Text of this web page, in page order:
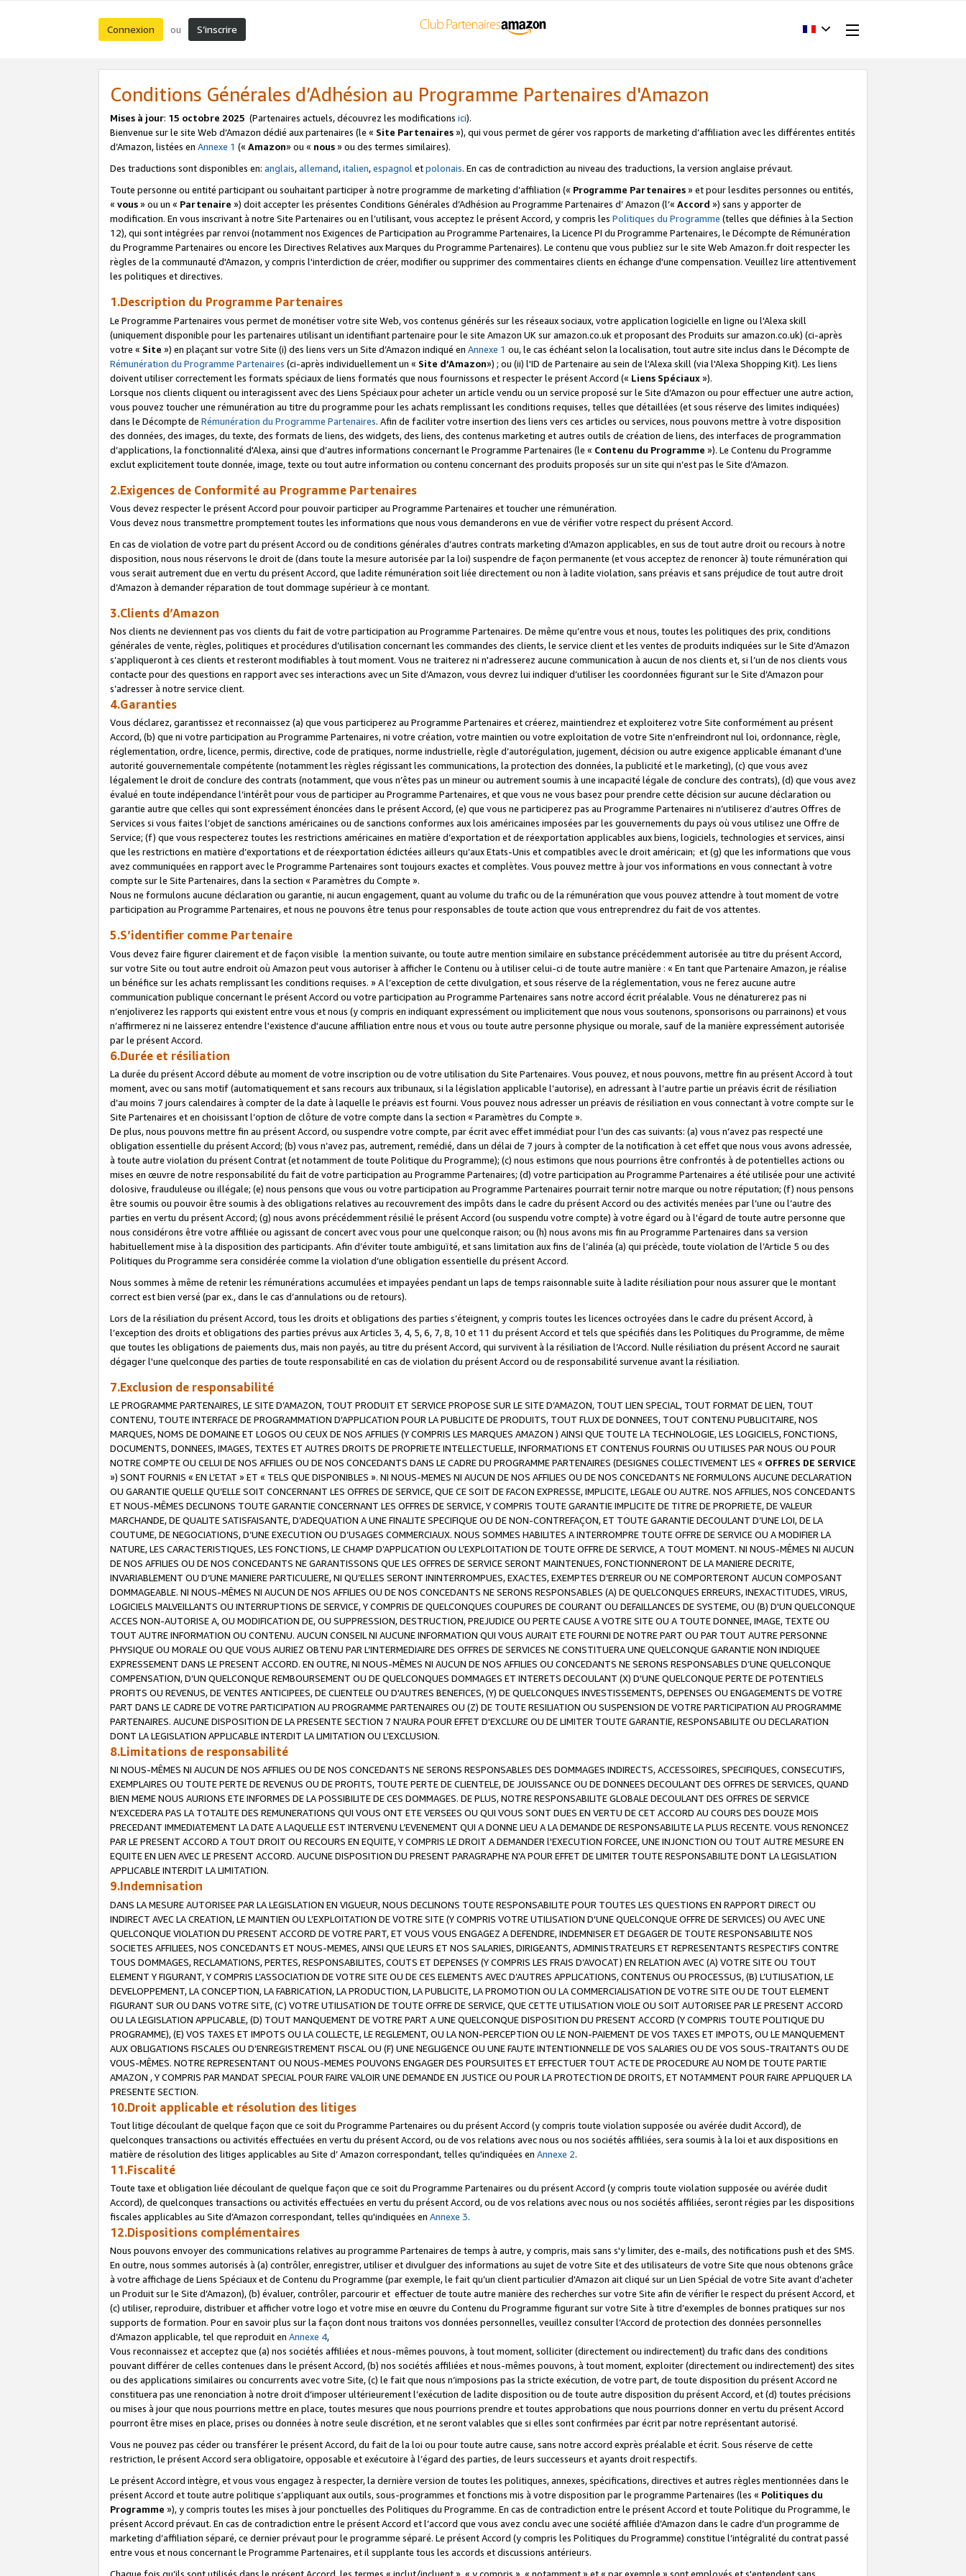
Connexion ou S’inscrire
Conditions Générales d’Adhésion au Programme Partenaires d'Amazon
Mises à jour: 15 octobre 2025 (Partenaires actuels, découvrez les modifications ici).
Bienvenue sur le site Web d’Amazon dédié aux partenaires (le « Site Partenaires»), qui vous permet de gérer vos rapports de marketing d’affiliation avec les différentes entités
d’Amazon, listées en Annexe 1 (« Amazon» ou « nous» ou des termes similaires).
Des traductions sont disponibles en: anglais,allemand,italien,espagnoletpolonais. En cas de contradiction au niveau des traductions, la version anglaise prévaut.
Toute personne ou entité participant ou souhaitant participer à notre programme de marketing d’affiliation (« Programme Partenaires» et pour lesdites personnes ou entités,
« vous» ou un « Partenaire ») doit accepter les présentes Conditions Générales d’Adhésion au Programme Partenaires d’ Amazon (l’« Accord ») sans y apporter de
modification. En vous inscrivant à notre Site Partenaires ou en l’utilisant, vous acceptez le présent Accord, y compris les Politiques du Programme (telles que définies à la Section
12), qui sont intégrées par renvoi (notamment nos Exigences de Participation au Programme Partenaires, la Licence PI du Programme Partenaires, le Décompte de Rémunération
du Programme Partenaires ou encore les Directives Relatives aux Marques du Programme Partenaires). Le contenu que vous publiez sur le site Web Amazon.fr doit respecter les
règles de la communauté d'Amazon, y compris l'interdiction de créer, modifier ou supprimer des commentaires clients en échange d'une compensation. Veuillez lire attentivement
les politiques et directives.
1.Description du Programme Partenaires
Le Programme Partenaires vous permet de monétiser votre site Web, vos contenus générés sur les réseaux sociaux, votre application logicielle en ligne ou l'Alexa skill
(uniquement disponible pour les partenaires utilisant un identifiant partenaire pour le site Amazon UK sur amazon.co.uk et proposant des Produits sur amazon.co.uk) (ci-après
votre « Site ») en plaçant sur votre Site (i) des liens vers un Site d’Amazon indiqué en Annexe 1 ou, le cas échéant selon la localisation, tout autre site inclus dans le Décompte de
Rémunération du Programme Partenaires (ci-après individuellement un « Site d’Amazon») ; ou (ii) l'ID de Partenaire au sein de l'Alexa skill (via l'Alexa Shopping Kit). Les liens
doivent utiliser correctement les formats spéciaux de liens formatés que nous fournissons et respecter le présent Accord (« Liens Spéciaux»).
Lorsque nos clients cliquent ou interagissent avec des Liens Spéciaux pour acheter un article vendu ou un service proposé sur le Site d’Amazon ou pour effectuer une autre action,
vous pouvez toucher une rémunération au titre du programme pour les achats remplissant les conditions requises, telles que détaillées (et sous réserve des limites indiquées)
dans le Décompte de Rémunération du Programme Partenaires. Afin de faciliter votre insertion des liens vers ces articles ou services, nous pouvons mettre à votre disposition
des données, des images, du texte, des formats de liens, des widgets, des liens, des contenus marketing et autres outils de création de liens, des interfaces de programmation
d’applications, la fonctionnalité d'Alexa, ainsi que d’autres informations concernant le Programme Partenaires (le « Contenu du Programme »). Le Contenu du Programme
exclut explicitement toute donnée, image, texte ou tout autre information ou contenu concernant des produits proposés sur un site qui n’est pas le Site d’Amazon.
2.Exigences de Conformité au Programme Partenaires
Vous devez respecter le présent Accord pour pouvoir participer au Programme Partenaires et toucher une rémunération.
Vous devez nous transmettre promptement toutes les informations que nous vous demanderons en vue de vérifier votre respect du présent Accord.
En cas de violation de votre part du présent Accord ou de conditions générales d’autres contrats marketing d’Amazon applicables, en sus de tout autre droit ou recours à notre
disposition, nous nous réservons le droit de (dans toute la mesure autorisée par la loi) suspendre de façon permanente (et vous acceptez de renoncer à) toute rémunération qui
vous serait autrement due en vertu du présent Accord, que ladite rémunération soit liée directement ou non à ladite violation, sans préavis et sans préjudice de tout autre droit
d’Amazon à demander réparation de tout dommage supérieur à ce montant.
3.Clients d’Amazon
Nos clients ne deviennent pas vos clients du fait de votre participation au Programme Partenaires. De même qu’entre vous et nous, toutes les politiques des prix, conditions
générales de vente, règles, politiques et procédures d’utilisation concernant les commandes des clients, le service client et les ventes de produits indiquées sur le Site d’Amazon
s’appliqueront à ces clients et resteront modifiables à tout moment. Vous ne traiterez ni n'adresserez aucune communication à aucun de nos clients et, si l’un de nos clients vous
contacte pour des questions en rapport avec ses interactions avec un Site d’Amazon, vous devrez lui indiquer d’utiliser les coordonnées figurant sur le Site d’Amazon pour
s’adresser à notre service client.
4.Garanties
Vous déclarez, garantissez et reconnaissez (a) que vous participerez au Programme Partenaires et créerez, maintiendrez et exploiterez votre Site conformément au présent
Accord, (b) que ni votre participation au Programme Partenaires, ni votre création, votre maintien ou votre exploitation de votre Site n’enfreindront nul loi, ordonnance, règle,
réglementation, ordre, licence, permis, directive, code de pratiques, norme industrielle, règle d’autorégulation, jugement, décision ou autre exigence applicable émanant d’une
autorité gouvernementale compétente (notamment les règles régissant les communications, la protection des données, la publicité et le marketing), (c) que vous avez
légalement le droit de conclure des contrats (notamment, que vous n’êtes pas un mineur ou autrement soumis à une incapacité légale de conclure des contrats), (d) que vous avez
évalué en toute indépendance l’intérêt pour vous de participer au Programme Partenaires, et que vous ne vous basez pour prendre cette décision sur aucune déclaration ou
garantie autre que celles qui sont expressément énoncées dans le présent Accord, (e) que vous ne participerez pas au Programme Partenaires ni n’utiliserez d’autres Offres de
Services si vous faites l’objet de sanctions américaines ou de sanctions conformes aux lois américaines imposées par les gouvernements du pays où vous utilisez une Offre de
Service; (f) que vous respecterez toutes les restrictions américaines en matière d’exportation et de réexportation applicables aux biens, logiciels, technologies et services, ainsi
que les restrictions en matière d’exportations et de réexportation édictées ailleurs qu’aux Etats-Unis et compatibles avec le droit américain; et (g) que les informations que vous
avez communiquées en rapport avec le Programme Partenaires sont toujours exactes et complètes. Vous pouvez mettre à jour vos informations en vous connectant à votre
compte sur le Site Partenaires, dans la section « Paramètres du Compte ».
Nous ne formulons aucune déclaration ou garantie, ni aucun engagement, quant au volume du trafic ou de la rémunération que vous pouvez attendre à tout moment de votre
participation au Programme Partenaires, et nous ne pouvons être tenus pour responsables de toute action que vous entreprendrez du fait de vos attentes.
5.S’identifier comme Partenaire
Vous devez faire figurer clairement et de façon visible la mention suivante, ou toute autre mention similaire en substance précédemment autorisée au titre du présent Accord,
sur votre Site ou tout autre endroit où Amazon peut vous autoriser à afficher le Contenu ou à utiliser celui-ci de toute autre manière : « En tant que Partenaire Amazon, je réalise
un bénéfice sur les achats remplissant les conditions requises. » A l’exception de cette divulgation, et sous réserve de la réglementation, vous ne ferez aucune autre
communication publique concernant le présent Accord ou votre participation au Programme Partenaires sans notre accord écrit préalable. Vous ne dénaturerez pas ni
n’enjoliverez les rapports qui existent entre vous et nous (y compris en indiquant expressément ou implicitement que nous vous soutenons, sponsorisons ou parrainons) et vous
n’affirmerez ni ne laisserez entendre l'existence d'aucune affiliation entre nous et vous ou toute autre personne physique ou morale, sauf de la manière expressément autorisée
par le présent Accord.
6.Durée et résiliation
La durée du présent Accord débute au moment de votre inscription ou de votre utilisation du Site Partenaires. Vous pouvez, et nous pouvons, mettre fin au présent Accord à tout
moment, avec ou sans motif (automatiquement et sans recours aux tribunaux, si la législation applicable l’autorise), en adressant à l’autre partie un préavis écrit de résiliation
d’au moins 7 jours calendaires à compter de la date à laquelle le préavis est fourni. Vous pouvez nous adresser un préavis de résiliation en vous connectant à votre compte sur le
Site Partenaires et en choisissant l’option de clôture de votre compte dans la section « Paramètres du Compte ».
De plus, nous pouvons mettre fin au présent Accord, ou suspendre votre compte, par écrit avec effet immédiat pour l’un des cas suivants: (a) vous n’avez pas respecté une
obligation essentielle du présent Accord; (b) vous n’avez pas, autrement, remédié, dans un délai de 7 jours à compter de la notification à cet effet que nous vous avons adressée,
à toute autre violation du présent Contrat (et notamment de toute Politique du Programme); (c) nous estimons que nous pourrions être confrontés à de potentielles actions ou
mises en œuvre de notre responsabilité du fait de votre participation au Programme Partenaires; (d) votre participation au Programme Partenaires a été utilisée pour une activité
dolosive, frauduleuse ou illégale; (e) nous pensons que vous ou votre participation au Programme Partenaires pourrait ternir notre marque ou notre réputation; (f) nous pensons
être soumis ou pouvoir être soumis à des obligations relatives au recouvrement des impôts dans le cadre du présent Accord ou des activités menées par l’une ou l’autre des
parties en vertu du présent Accord; (g) nous avons précédemment résilié le présent Accord (ou suspendu votre compte) à votre égard ou à l'égard de toute autre personne que
nous considérons être votre affiliée ou agissant de concert avec vous pour une quelconque raison; ou (h) nous avons mis fin au Programme Partenaires dans sa version
habituellement mise à la disposition des participants. Afin d’éviter toute ambiguïté, et sans limitation aux fins de l’alinéa (a) qui précède, toute violation de l’Article 5 ou des
Politiques du Programme sera considérée comme la violation d’une obligation essentielle du présent Accord.
Nous sommes à même de retenir les rémunérations accumulées et impayées pendant un laps de temps raisonnable suite à ladite résiliation pour nous assurer que le montant
correct est bien versé (par ex., dans le cas d’annulations ou de retours).
Lors de la résiliation du présent Accord, tous les droits et obligations des parties s’éteignent, y compris toutes les licences octroyées dans le cadre du présent Accord, à
l’exception des droits et obligations des parties prévus aux Articles 3, 4, 5, 6, 7, 8, 10 et 11 du présent Accord et tels que spécifiés dans les Politiques du Programme, de même
que toutes les obligations de paiements dus, mais non payés, au titre du présent Accord, qui survivent à la résiliation de l’Accord. Nulle résiliation du présent Accord ne saurait
dégager l'une quelconque des parties de toute responsabilité en cas de violation du présent Accord ou de responsabilité survenue avant la résiliation.
7.Exclusion de responsabilité
LE PROGRAMME PARTENAIRES, LE SITE D’AMAZON, TOUT PRODUIT ET SERVICE PROPOSE SUR LE SITE D’AMAZON, TOUT LIEN SPECIAL, TOUT FORMAT DE LIEN, TOUT
CONTENU, TOUTE INTERFACE DE PROGRAMMATION D'APPLICATION POUR LA PUBLICITE DE PRODUITS, TOUT FLUX DE DONNEES, TOUT CONTENU PUBLICITAIRE, NOS
MARQUES, NOMS DE DOMAINE ET LOGOS OU CEUX DE NOS AFFILIES (Y COMPRIS LES MARQUES AMAZON ) AINSI QUE TOUTE LA TECHNOLOGIE, LES LOGICIELS, FONCTIONS,
DOCUMENTS, DONNEES, IMAGES, TEXTES ET AUTRES DROITS DE PROPRIETE INTELLECTUELLE, INFORMATIONS ET CONTENUS FOURNIS OU UTILISES PAR NOUS OU POUR
NOTRE COMPTE OU CELUI DE NOS AFFILIES OU DE NOS CONCEDANTS DANS LE CADRE DU PROGRAMME PARTENAIRES (DESIGNES COLLECTIVEMENT LES « OFFRES DE SERVICE
») SONT FOURNIS « EN L’ETAT » ET « TELS QUE DISPONIBLES ». NI NOUS-MEMES NI AUCUN DE NOS AFFILIES OU DE NOS CONCEDANTS NE FORMULONS AUCUNE DECLARATION
OU GARANTIE QUELLE QU’ELLE SOIT CONCERNANT LES OFFRES DE SERVICE, QUE CE SOIT DE FACON EXPRESSE, IMPLICITE, LEGALE OU AUTRE. NOS AFFILIES, NOS CONCEDANTS
ET NOUS-MÊMES DECLINONS TOUTE GARANTIE CONCERNANT LES OFFRES DE SERVICE, Y COMPRIS TOUTE GARANTIE IMPLICITE DE TITRE DE PROPRIETE, DE VALEUR
MARCHANDE, DE QUALITE SATISFAISANTE, D’ADEQUATION A UNE FINALITE SPECIFIQUE OU DE NON-CONTREFAÇON, ET TOUTE GARANTIE DECOULANT D’UNE LOI, DE LA
COUTUME, DE NEGOCIATIONS, D’UNE EXECUTION OU D’USAGES COMMERCIAUX. NOUS SOMMES HABILITES A INTERROMPRE TOUTE OFFRE DE SERVICE OU A MODIFIER LA
NATURE, LES CARACTERISTIQUES, LES FONCTIONS, LE CHAMP D’APPLICATION OU L’EXPLOITATION DE TOUTE OFFRE DE SERVICE, A TOUT MOMENT. NI NOUS-MÊMES NI AUCUN
DE NOS AFFILIES OU DE NOS CONCEDANTS NE GARANTISSONS QUE LES OFFRES DE SERVICE SERONT MAINTENUES, FONCTIONNERONT DE LA MANIERE DECRITE,
INVARIABLEMENT OU D’UNE MANIERE PARTICULIERE, NI QU’ELLES SERONT ININTERROMPUES, EXACTES, EXEMPTES D’ERREUR OU NE COMPORTERONT AUCUN COMPOSANT
DOMMAGEABLE. NI NOUS-MÊMES NI AUCUN DE NOS AFFILIES OU DE NOS CONCEDANTS NE SERONS RESPONSABLES (A) DE QUELCONQUES ERREURS, INEXACTITUDES, VIRUS,
LOGICIELS MALVEILLANTS OU INTERRUPTIONS DE SERVICE, Y COMPRIS DE QUELCONQUES COUPURES DE COURANT OU DEFAILLANCES DE SYSTEME, OU (B) D'UN QUELCONQUE
ACCES NON-AUTORISE A, OU MODIFICATION DE, OU SUPPRESSION, DESTRUCTION, PREJUDICE OU PERTE CAUSE A VOTRE SITE OU A TOUTE DONNEE, IMAGE, TEXTE OU
TOUT AUTRE INFORMATION OU CONTENU. AUCUN CONSEIL NI AUCUNE INFORMATION QUI VOUS AURAIT ETE FOURNI DE NOTRE PART OU PAR TOUT AUTRE PERSONNE
PHYSIQUE OU MORALE OU QUE VOUS AURIEZ OBTENU PAR L’INTERMEDIAIRE DES OFFRES DE SERVICES NE CONSTITUERA UNE QUELCONQUE GARANTIE NON INDIQUEE
EXPRESSEMENT DANS LE PRESENT ACCORD. EN OUTRE, NI NOUS-MÊMES NI AUCUN DE NOS AFFILIES OU CONCEDANTS NE SERONS RESPONSABLES D’UNE QUELCONQUE
COMPENSATION, D’UN QUELCONQUE REMBOURSEMENT OU DE QUELCONQUES DOMMAGES ET INTERETS DECOULANT (X) D'UNE QUELCONQUE PERTE DE POTENTIELS
PROFITS OU REVENUS, DE VENTES ANTICIPEES, DE CLIENTELE OU D'AUTRES BENEFICES, (Y) DE QUELCONQUES INVESTISSEMENTS, DEPENSES OU ENGAGEMENTS DE VOTRE
PART DANS LE CADRE DE VOTRE PARTICIPATION AU PROGRAMME PARTENAIRES OU (Z) DE TOUTE RESILIATION OU SUSPENSION DE VOTRE PARTICIPATION AU PROGRAMME
PARTENAIRES. AUCUNE DISPOSITION DE LA PRESENTE SECTION 7 N'AURA POUR EFFET D'EXCLURE OU DE LIMITER TOUTE GARANTIE, RESPONSABILITE OU DECLARATION
DONT LA LEGISLATION APPLICABLE INTERDIT LA LIMITATION OU L’EXCLUSION.
8.Limitations de responsabilité
NI NOUS-MÊMES NI AUCUN DE NOS AFFILIES OU DE NOS CONCEDANTS NE SERONS RESPONSABLES DES DOMMAGES INDIRECTS, ACCESSOIRES, SPECIFIQUES, CONSECUTIFS,
EXEMPLAIRES OU TOUTE PERTE DE REVENUS OU DE PROFITS, TOUTE PERTE DE CLIENTELE, DE JOUISSANCE OU DE DONNEES DECOULANT DES OFFRES DE SERVICES, QUAND
BIEN MEME NOUS AURIONS ETE INFORMES DE LA POSSIBILITE DE CES DOMMAGES. DE PLUS, NOTRE RESPONSABILITE GLOBALE DECOULANT DES OFFRES DE SERVICE
N’EXCEDERA PAS LA TOTALITE DES REMUNERATIONS QUI VOUS ONT ETE VERSEES OU QUI VOUS SONT DUES EN VERTU DE CET ACCORD AU COURS DES DOUZE MOIS
PRECEDANT IMMEDIATEMENT LA DATE A LAQUELLE EST INTERVENU L’EVENEMENT QUI A DONNE LIEU A LA DEMANDE DE RESPONSABILITE LA PLUS RECENTE. VOUS RENONCEZ
PAR LE PRESENT ACCORD A TOUT DROIT OU RECOURS EN EQUITE, Y COMPRIS LE DROIT A DEMANDER l'EXECUTION FORCEE, UNE INJONCTION OU TOUT AUTRE MESURE EN
EQUITE EN LIEN AVEC LE PRESENT ACCORD. AUCUNE DISPOSITION DU PRESENT PARAGRAPHE N'A POUR EFFET DE LIMITER TOUTE RESPONSABILITE DONT LA LEGISLATION
APPLICABLE INTERDIT LA LIMITATION.
9.Indemnisation
DANS LA MESURE AUTORISEE PAR LA LEGISLATION EN VIGUEUR, NOUS DECLINONS TOUTE RESPONSABILITE POUR TOUTES LES QUESTIONS EN RAPPORT DIRECT OU
INDIRECT AVEC LA CREATION, LE MAINTIEN OU L’EXPLOITATION DE VOTRE SITE (Y COMPRIS VOTRE UTILISATION D'UNE QUELCONQUE OFFRE DE SERVICES) OU AVEC UNE
QUELCONQUE VIOLATION DU PRESENT ACCORD DE VOTRE PART, ET VOUS VOUS ENGAGEZ A DEFENDRE, INDEMNISER ET DEGAGER DE TOUTE RESPONSABILITE NOS
SOCIETES AFFILIEES, NOS CONCEDANTS ET NOUS-MEMES, AINSI QUE LEURS ET NOS SALARIES, DIRIGEANTS, ADMINISTRATEURS ET REPRESENTANTS RESPECTIFS CONTRE
TOUS DOMMAGES, RECLAMATIONS, PERTES, RESPONSABILITES, COUTS ET DEPENSES (Y COMPRIS LES FRAIS D’AVOCAT) EN RELATION AVEC (A) VOTRE SITE OU TOUT
ELEMENT Y FIGURANT, Y COMPRIS L’ASSOCIATION DE VOTRE SITE OU DE CES ELEMENTS AVEC D’AUTRES APPLICATIONS, CONTENUS OU PROCESSUS, (B) L’UTILISATION, LE
DEVELOPPEMENT, LA CONCEPTION, LA FABRICATION, LA PRODUCTION, LA PUBLICITE, LA PROMOTION OU LA COMMERCIALISATION DE VOTRE SITE OU DE TOUT ELEMENT
FIGURANT SUR OU DANS VOTRE SITE, (C) VOTRE UTILISATION DE TOUTE OFFRE DE SERVICE, QUE CETTE UTILISATION VIOLE OU SOIT AUTORISEE PAR LE PRESENT ACCORD
OU LA LEGISLATION APPLICABLE, (D) TOUT MANQUEMENT DE VOTRE PART A UNE QUELCONQUE DISPOSITION DU PRESENT ACCORD (Y COMPRIS TOUTE POLITIQUE DU
PROGRAMME), (E) VOS TAXES ET IMPOTS OU LA COLLECTE, LE REGLEMENT, OU LA NON-PERCEPTION OU LE NON-PAIEMENT DE VOS TAXES ET IMPOTS, OU LE MANQUEMENT
AUX OBLIGATIONS FISCALES OU D’ENREGISTREMENT FISCAL OU (F) UNE NEGLIGENCE OU UNE FAUTE INTENTIONNELLE DE VOS SALARIES OU DE VOS SOUS-TRAITANTS OU DE
VOUS-MÊMES. NOTRE REPRESENTANT OU NOUS-MEMES POUVONS ENGAGER DES POURSUITES ET EFFECTUER TOUT ACTE DE PROCEDURE AU NOM DE TOUTE PARTIE
AMAZON , Y COMPRIS PAR MANDAT SPECIAL POUR FAIRE VALOIR UNE DEMANDE EN JUSTICE OU POUR LA PROTECTION DE DROITS, ET NOTAMMENT POUR FAIRE APPLIQUER LA
PRESENTE SECTION.
10.Droit applicable et résolution des litiges
Tout litige découlant de quelque façon que ce soit du Programme Partenaires ou du présent Accord (y compris toute violation supposée ou avérée dudit Accord), de
quelconques transactions ou activités effectuées en vertu du présent Accord, ou de vos relations avec nous ou nos sociétés affiliées, sera soumis à la loi et aux dispositions en
matière de résolution des litiges applicables au Site d’ Amazon correspondant, telles qu'indiquées en Annexe 2.
11.Fiscalité
Toute taxe et obligation liée découlant de quelque façon que ce soit du Programme Partenaires ou du présent Accord (y compris toute violation supposée ou avérée dudit
Accord), de quelconques transactions ou activités effectuées en vertu du présent Accord, ou de vos relations avec nous ou nos sociétés affiliées, seront régies par les dispositions
fiscales applicables au Site d’Amazon correspondant, telles qu'indiquées en Annexe 3.
12.Dispositions complémentaires
Nous pouvons envoyer des communications relatives au programme Partenaires de temps à autre, y compris, mais sans s'y limiter, des e-mails, des notifications push et des SMS.
En outre, nous sommes autorisés à (a) contrôler, enregistrer, utiliser et divulguer des informations au sujet de votre Site et des utilisateurs de votre Site que nous obtenons grâce
à votre affichage de Liens Spéciaux et de Contenu du Programme (par exemple, le fait qu’un client particulier d'Amazon ait cliqué sur un Lien Spécial de votre Site avant d’acheter
un Produit sur le Site d’Amazon), (b) évaluer, contrôler, parcourir et effectuer de toute autre manière des recherches sur votre Site afin de vérifier le respect du présent Accord, et
(c) utiliser, reproduire, distribuer et afficher votre logo et votre mise en œuvre du Contenu du Programme figurant sur votre Site à titre d’exemples de bonnes pratiques sur nos
supports de formation. Pour en savoir plus sur la façon dont nous traitons vos données personnelles, veuillez consulter l’Accord de protection des données personnelles
d’Amazon applicable, tel que reproduit en Annexe 4,
Vous reconnaissez et acceptez que (a) nos sociétés affiliées et nous-mêmes pouvons, à tout moment, solliciter (directement ou indirectement) du trafic dans des conditions
pouvant différer de celles contenues dans le présent Accord, (b) nos sociétés affiliées et nous-mêmes pouvons, à tout moment, exploiter (directement ou indirectement) des sites
ou des applications similaires ou concurrents avec votre Site, (c) le fait que nous n’imposions pas la stricte exécution, de votre part, de toute disposition du présent Accord ne
constituera pas une renonciation à notre droit d’imposer ultérieurement l’exécution de ladite disposition ou de toute autre disposition du présent Accord, et (d) toutes précisions
ou mises à jour que nous pourrions mettre en place, toutes mesures que nous pourrions prendre et toutes approbations que nous pourrions donner en vertu du présent Accord
pourront être mises en place, prises ou données à notre seule discrétion, et ne seront valables que si elles sont confirmées par écrit par notre représentant autorisé.
Vous ne pouvez pas céder ou transférer le présent Accord, du fait de la loi ou pour toute autre cause, sans notre accord exprès préalable et écrit. Sous réserve de cette
restriction, le présent Accord sera obligatoire, opposable et exécutoire à l’égard des parties, de leurs successeurs et ayants droit respectifs.
Le présent Accord intègre, et vous vous engagez à respecter, la dernière version de toutes les politiques, annexes, spécifications, directives et autres règles mentionnées dans le
présent Accord et toute autre politique s’appliquant aux outils, sous-programmes et fonctions mis à votre disposition par le programme Partenaires (les « Politiques du
Programme »), y compris toutes les mises à jour ponctuelles des Politiques du Programme. En cas de contradiction entre le présent Accord et toute Politique du Programme, le
présent Accord prévaut. En cas de contradiction entre le présent Accord et l’accord que vous avez conclu avec une société affiliée d’Amazon dans le cadre d’un programme de
marketing d’affiliation séparé, ce dernier prévaut pour le programme séparé. Le présent Accord (y compris les Politiques du Programme) constitue l’intégralité du contrat passé
entre vous et nous concernant le Programme Partenaires, et il supplante tous les accords et discussions antérieurs.